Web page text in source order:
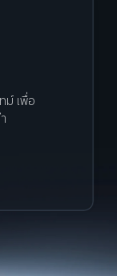
ม์ เพื่อ